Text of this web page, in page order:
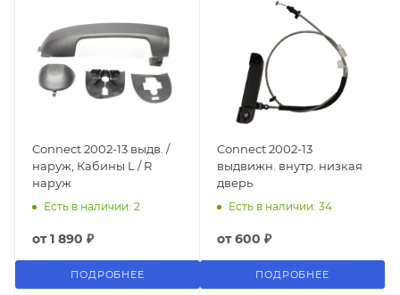
Connect 2002-13 выдв. /
наруж, Кабины L / R
наруж
Есть в наличии: 2
от1 890 ₽
ПОДРОБНЕЕ
Connect 2002-13
выдвижн. внутр. низкая
дверь
Есть в наличии: 34
от600 ₽
ПОДРОБНЕЕ